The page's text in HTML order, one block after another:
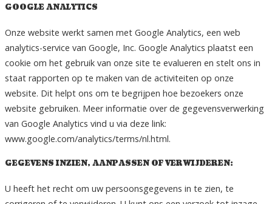
GOOGLE ANALYTICS
Onze website werkt samen met Google Analytics, een web
analytics-service van Google, Inc. Google Analytics plaatst een
cookie om het gebruik van onze site te evalueren en stelt ons in
staat rapporten op te maken van de activiteiten op onze
website. Dit helpt ons om te begrijpen hoe bezoekers onze
website gebruiken. Meer informatie over de gegevensverwerking
van Google Analytics vind u via deze link:
www.google.com/analytics/terms/nl.html.
GEGEVENS INZIEN, AANPASSEN OF VERWIJDEREN:
U heeft het recht om uw persoonsgegevens in te zien, te